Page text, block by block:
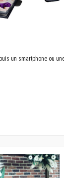
un smartphone ou